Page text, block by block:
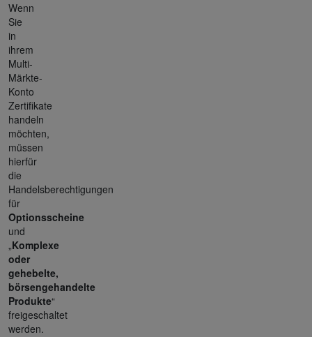
Wenn
Sie
in
ihrem
Multi-
Märkte-
Konto
Zertifikate
handeln
möchten,
müssen
hierfür
die
Handelsberechtigungen
für
Optionsscheine
und
„Komplexe
oder
gehebelte,
börsengehandelte
Produkte“
freigeschaltet
werden.